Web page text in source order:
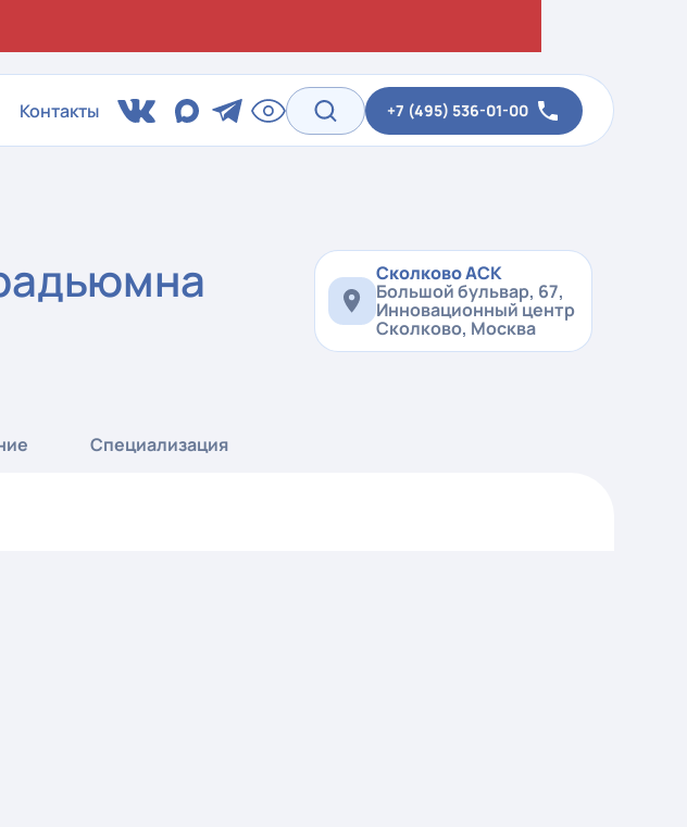
Контакты +7 (495) 536-01-00
Сколково АСК
Большой бульвар, 67,
Инновационный центр
Сколково, Москва
Специализация